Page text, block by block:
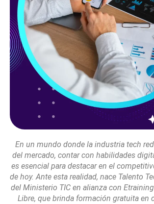
En un mundo donde la industria tech
del mercado, contar con habilidades
es esencial para destacar en el
de hoy. Ante esta realidad, nace Talento
del Ministerio TIC en alianza con
Libre, que brinda formación gratuita en